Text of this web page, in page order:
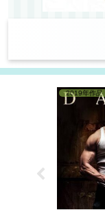
2019年作品